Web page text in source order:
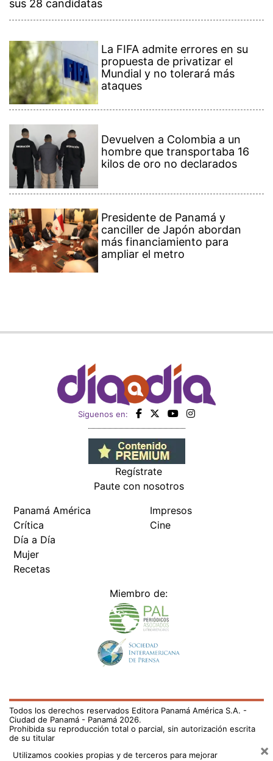
sus 28 candidatas
La FIFA admite errores en su
propuesta de privatizar el
Mundial y no tolerará más
ataques
Devuelven a Colombia a un
hombre que transportaba 16
kilos de oro no declarados
Presidente de Panamá y
canciller de Japón abordan
más financiamiento para
ampliar el metro
Siguenos en:
Regístrate
Paute con nosotros
Panamá América
Crítica
Día a Día
Mujer
Recetas
Impresos
Cine
Miembro de:
Todos los derechos reservados Editora Panamá América S.A. -
Ciudad de Panamá - Panamá 2026.
Prohibida su reproducción total o parcial, sin autorización escrita
de su titular
Utilizamos cookies propias y de terceros para mejorar
×